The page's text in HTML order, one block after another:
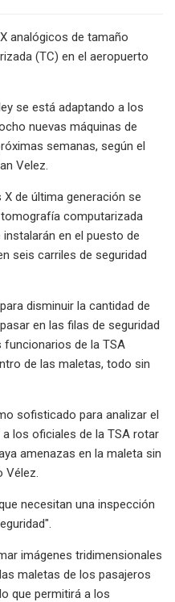
analógicos de tamaño
(TC) en el aeropuerto
se está adaptando a los
nuevas máquinas de
semanas, según el
Velez.
de última generación se
computarizada
en el puesto de
seis carriles de seguridad
disminuir la cantidad de
en las filas de seguridad
funcionarios de la TSA
de las maletas, todo sin
sofisticado para analizar el
los oficiales de la TSA rotar
amenazas en la maleta sin
Vélez.
necesitan una inspección
imágenes tridimensionales
maletas de los pasajeros
que permitirá a los